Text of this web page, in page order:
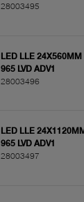
28003495
LED LLE
965 LVD ADV1
28003496
LED LLE
965 LVD ADV1
28003497